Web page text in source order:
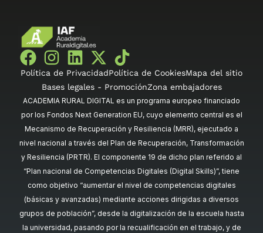
Política de PrivacidadPolítica de CookiesMapa del sitio
Bases legales - PromociónZona embajadores
ACADEMIA RURAL DIGITAL es un programa europeo financiado
por los Fondos Next Generation EU, cuyo elemento central es el
Mecanismo de Recuperación y Resiliencia (MRR), ejecutado a
nivel nacional a través del Plan de Recuperación, Transformación
y Resiliencia (PRTR). El componente 19 de dicho plan referido al
“Plan nacional de Competencias Digitales (Digital Skills)”, tiene
como objetivo “aumentar el nivel de competencias digitales
(básicas y avanzadas) mediante acciones dirigidas a diversos
grupos de población”, desde la digitalización de la escuela hasta
la universidad, pasando por la recualificación en el trabajo, y de